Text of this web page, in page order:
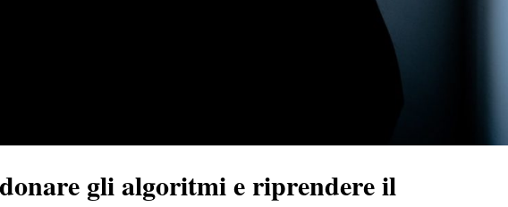
gli algoritmi e riprendere il